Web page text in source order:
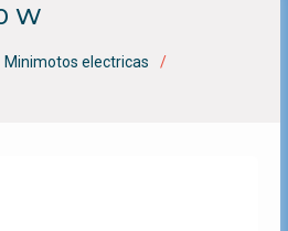
W
Minimotos electricas